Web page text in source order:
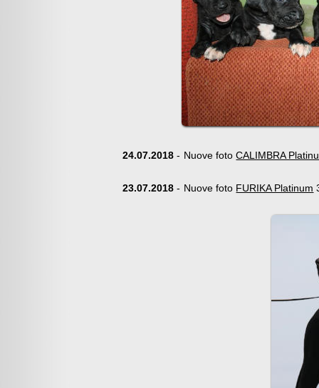
24.07.2018 - Nuove fotoCALIMBRA
23.07.2018 - Nuove foto FURIKA Platinum